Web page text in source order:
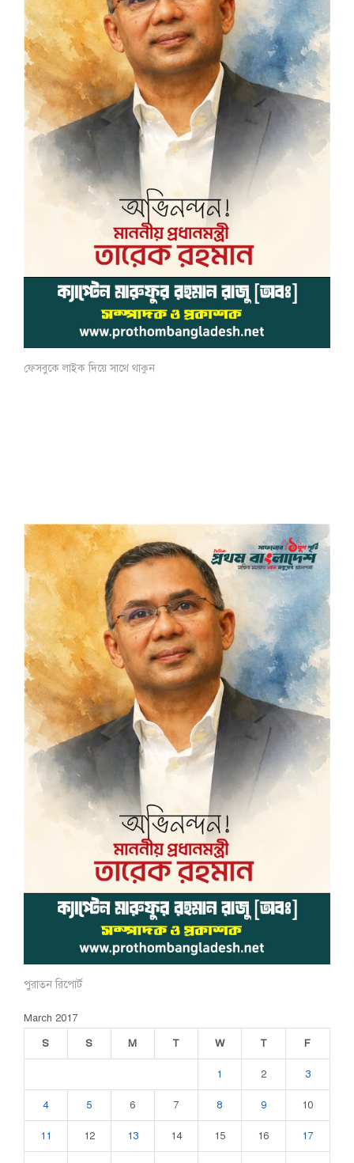
ফেসবুকে লাইক দিয়ে সাথে থাকুন
পুরাতন রিপোর্ট
March 2017
S
S M T W T F
1 2 3
4 5 6 7 8 9 10
11 12 13 14 15 16 17